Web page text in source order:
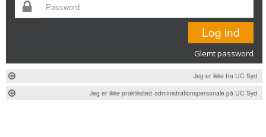
Glemt password
Jeg er ikke fra UC Syd
Jeg er ikke praktiksted-administrationspersonale på UC Syd